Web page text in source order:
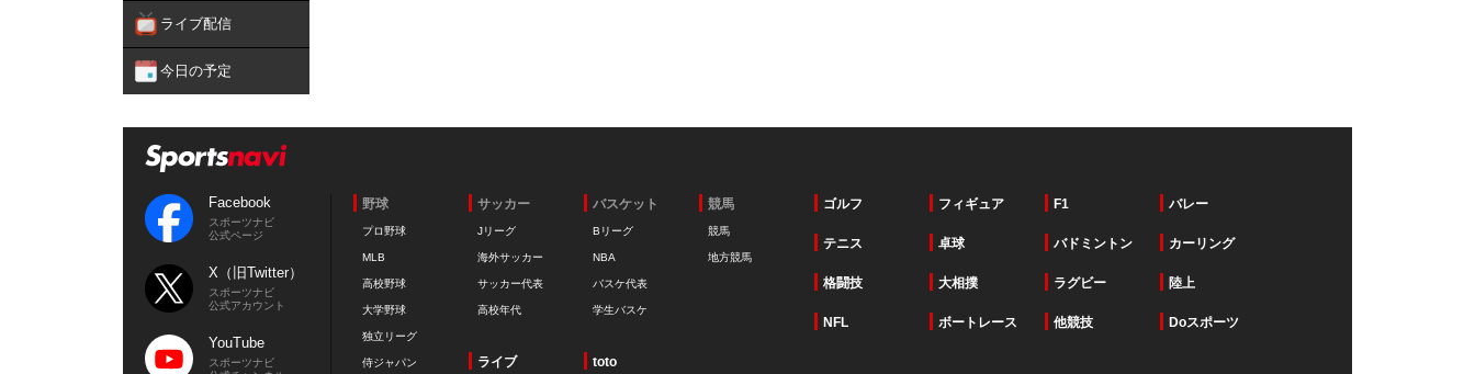
ライブ配信
今日の予定
Facebook
スポーツナビ
公式ページ
X（旧Twitter）
スポーツナビ
公式アカウント
YouTube
スポーツナビ
野球
プロ野球
MLB
高校野球
大学野球
独立リーグ
侍ジャパン
サッカー
Jリーグ
海外サッカー
サッカー代表
高校年代
バスケット
Bリーグ
NBA
バスケ代表
学生バスケ
競馬
競馬
地方競馬
ゴルフ フィギュア F1 バレー
テニス 卓球 バドミントン カーリング
格闘技 大相撲 ラグビー 陸上
NFL ボートレース 他競技 Doスポーツ
ライブ toto